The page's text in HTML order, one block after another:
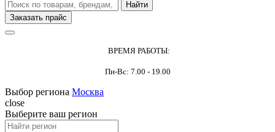
Заказать прайс
ВРЕМЯ РАБОТЫ:
Пн-Вс: 7.00 - 19.00
Выбор региона Москва
close
Выберите ваш регион